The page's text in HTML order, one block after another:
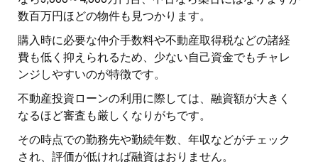
数百万円ほどの物件も見つかります。
購入時に必要な仲介手数料や不動産取得税などの諸経
費も低く抑えられるため、少ない自己資金でもチャレ
ンジしやすいのが特徴です。
不動産投資ローンの利用に際しては、融資額が大きく
なるほど審査も厳しくなりがちです。
その時点での勤務先や勤続年数、年収などがチェック
され、評価が低ければ融資はおりません。